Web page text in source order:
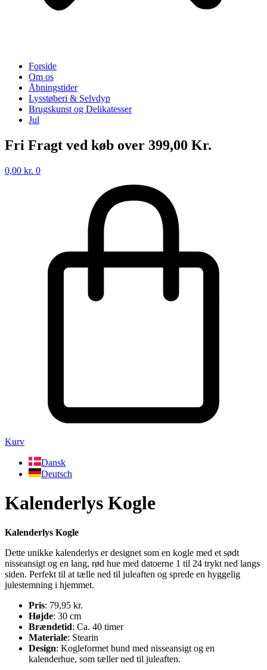
Forside
Om os
Åbningstider
Lysstøberi & Selvdyp
Brugskunst og Delikatesser
Jul
Fri Fragt ved køb over 399,00 Kr.
0,00 kr. 0
Kurv
Dansk
Deutsch
Kalenderlys Kogle
Kalenderlys Kogle
Dette unikke kalenderlys er designet som en kogle med et sødt
nisseansigt og en lang, rød hue med datoerne 1 til 24 trykt ned langs
siden. Perfekt til at tælle ned til juleaften og sprede en hyggelig
julestemning i hjemmet.
Pris: 79,95 kr.
Højde: 30 cm
Brændetid: Ca. 40 timer
Materiale: Stearin
Design: Kogleformet bund med nisseansigt og en
kalenderhue, som tæller ned til juleaften.